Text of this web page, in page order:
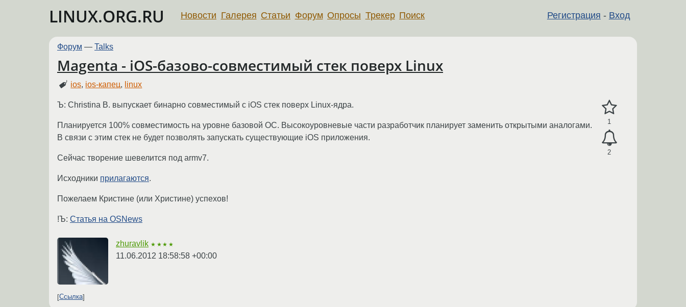
LINUX.ORG.RU Регистрация - Вход
Новости Галерея Статьи Форум Опросы Трекер Поиск
Форум — Talks
Magenta - iOS-базово-совместимый стек поверх Linux
ios, ios-капец, linux
1
2
Ъ: Christina B. выпускает бинарно совместимый с iOS стек поверх Linux-ядра.
Планируется 100% совместимость на уровне базовой ОС. Высокоуровневые части разработчик планирует заменить открытыми аналогами.
В связи с этим стек не будет позволять запускать существующие iOS приложения.
Сейчас творение шевелится под armv7.
Исходники прилагаются.
Пожелаем Кристине (или Христине) успехов!
!Ъ: Статья на OSNews
zhuravlik ★★★★
11.06.2012 18:58:58 +00:00
Ссылка